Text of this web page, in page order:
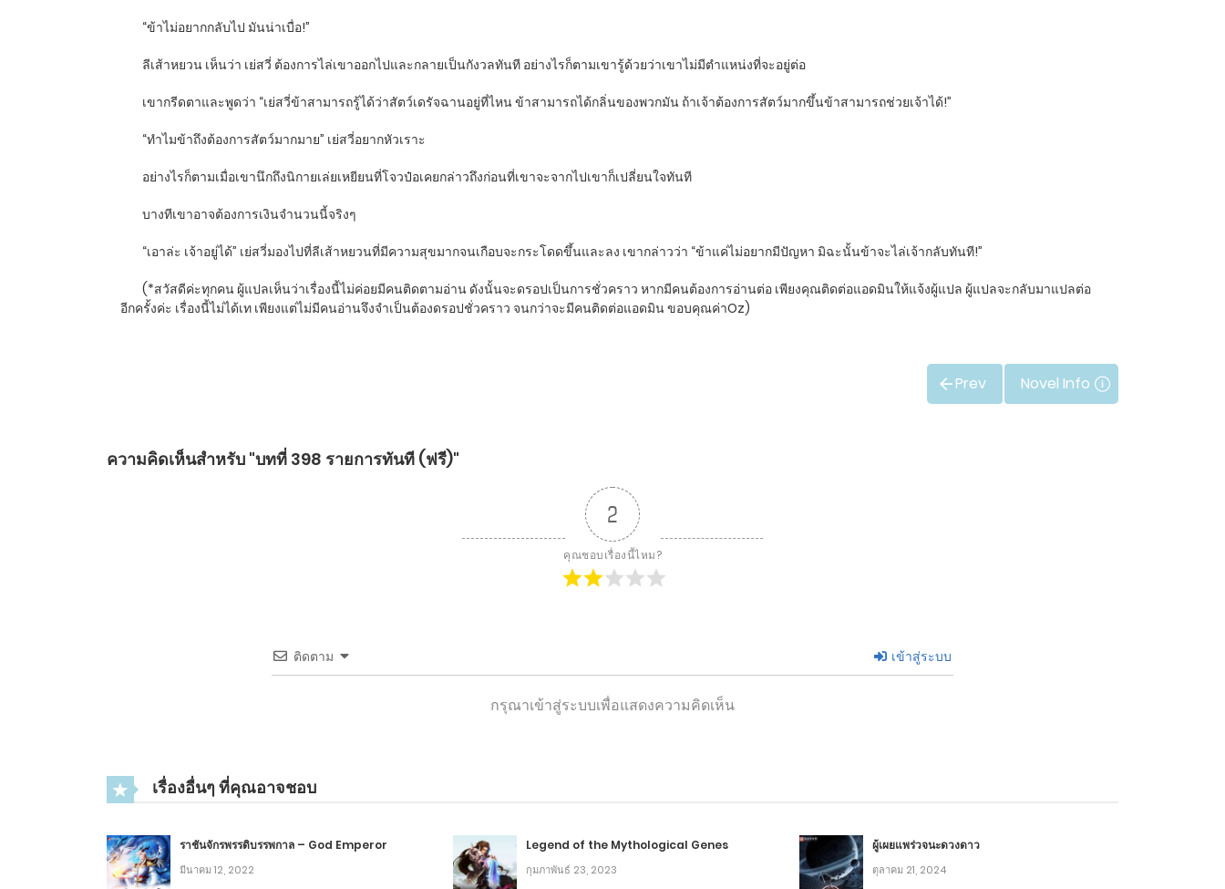
“ข้าไม่อยากกลับไป มันน่าเบื่อ!”
ลีเส้าหยวน เห็นว่า เย่สวี่ ต้องการไล่เขาออกไปและกลายเป็นกังวลทันที อย่างไรก็ตามเขารู้ด้วยว่าเขาไม่มีตำแหน่งที่จะอยู่ต่อ
เขากรีดตาและพูดว่า “เย่สวี่ข้าสามารถรู้ได้ว่าสัตว์เดรัจฉานอยู่ที่ไหน ข้าสามารถได้กลิ่นของพวกมัน ถ้าเจ้าต้องการสัตว์มากขึ้นข้าสามารถช่วยเจ้าได้!”
“ทำไมข้าถึงต้องการสัตว์มากมาย” เย่สวี่อยากหัวเราะ
อย่างไรก็ตามเมื่อเขานึกถึงนิกายเล่ยเหยียนที่โจวป๋อเคยกล่าวถึงก่อนที่เขาจะจากไปเขาก็เปลี่ยนใจทันที
บางทีเขาอาจต้องการเงินจำนวนนี้จริงๆ
“เอาล่ะ เจ้าอยู่ได้” เย่สวี่มองไปที่ลีเส้าหยวนที่มีความสุขมากจนเกือบจะกระโดดขึ้นและลง เขากล่าวว่า “ข้าแค่ไม่อยากมีปัญหา มิฉะนั้นข้าจะไล่เจ้ากลับทันที!”
(*สวัสดีค่ะทุกคน ผู้แปลเห็นว่าเรื่องนี้ไม่ค่อยมีคนติดตามอ่าน ดังนั้นจะดรอปเป็นการชั่วคราว หากมีคนต้องการอ่านต่อ เพียงคุณติดต่อแอดมินให้แจ้งผู้แปล ผู้แปลจะกลับมาแปลต่อ
อีกครั้งค่ะ เรื่องนี้ไม่ได้เท เพียงแต่ไม่มีคนอ่านจึงจำเป็นต้องดรอปชั่วคราว จนกว่าจะมีคนติดต่อแอดมิน ขอบคุณค่าOz)
Prev Novel Info
ความคิดเห็นสำหรับ "บทที่ 398 รายการทันที (ฟรี)"
2
คุณชอบเรื่องนี้ไหม?
ติดตาม เข้าสู่ระบบ
กรุณาเข้าสู่ระบบเพื่อแสดงความคิดเห็น
เรื่องอื่นๆ ที่คุณอาจชอบ
ราชันจักรพรรดิบรรพกาล – God Emperor
มีนาคม 12, 2022
Legend of the Mythological Genes
กุมภาพันธ์ 23, 2023
ผู้เผยแพร่วจนะดวงดาว
ตุลาคม 21, 2024